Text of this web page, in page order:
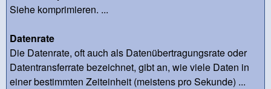
Siehe komprimieren. ...
Datenrate
Die Datenrate, oft auch als Datenübertragungsrate oder
Datentransferrate bezeichnet, gibt an, wie viele Daten in
einer bestimmten Zeiteinheit (meistens pro Sekunde) ...